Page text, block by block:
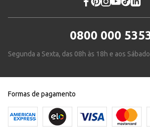
0800 000
Segunda a Sexta, das 08h às 18h e aos
Formas de pagamento